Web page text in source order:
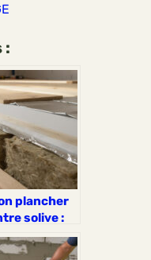
:
plancher
solive :